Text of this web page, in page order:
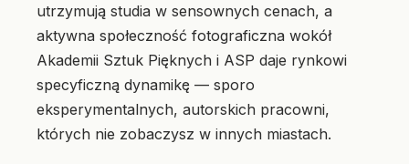
utrzymują studia w sensownych cenach, a
aktywna społeczność fotograficzna wokół
Akademii Sztuk Pięknych i ASP daje rynkowi
specyficzną dynamikę — sporo
eksperymentalnych, autorskich pracowni,
których nie zobaczysz w innych miastach.